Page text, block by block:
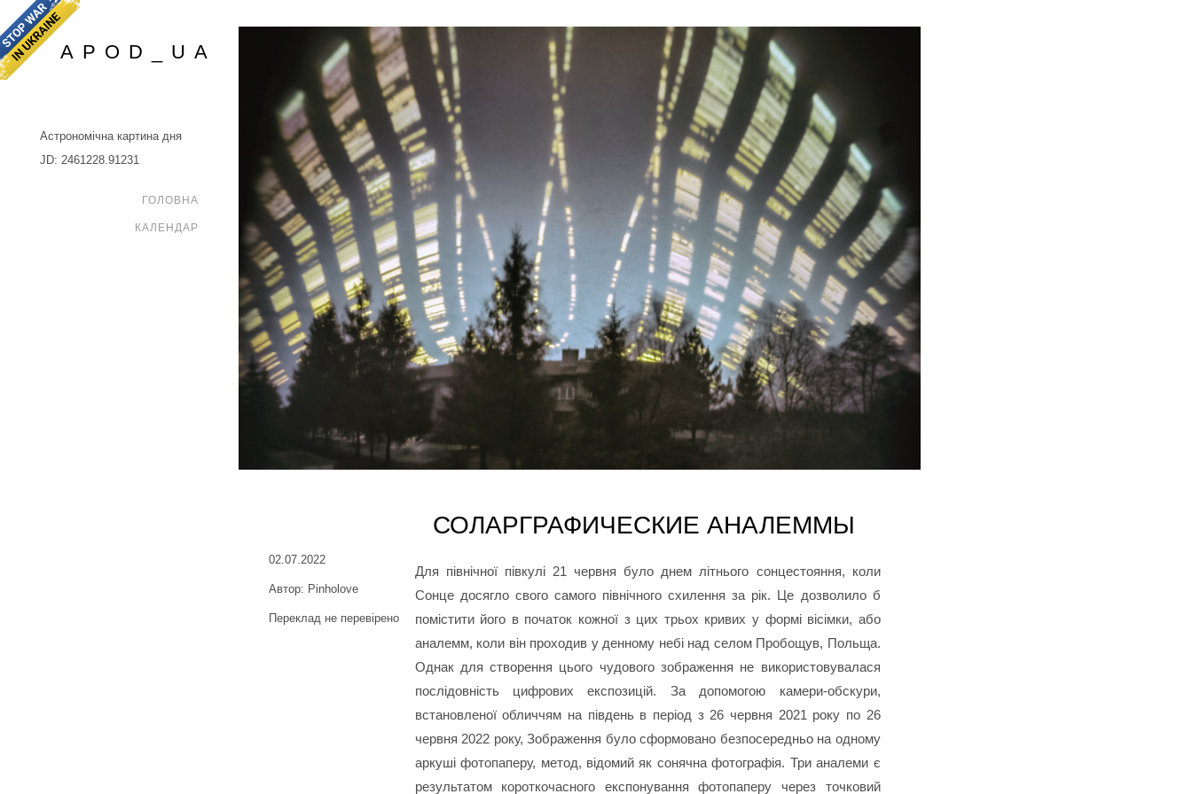
APOD_UA
Астрономічна картина дня
JD: 2461228.91231
ГОЛОВНА
КАЛЕНДАР
02.07.2022
Автор: Pinholove
Переклад не перевірено
СОЛАРГРАФИЧЕСКИЕ АНАЛЕММЫ
Для північної півкулі 21 червня було днем літнього сонцестояння, коли
Сонце досягло свого самого північного схилення за рік. Це дозволило б
помістити його в початок кожної з цих трьох кривих у формі вісімки, або
аналемм, коли він проходив у денному небі над селом Пробощув, Польща.
Однак для створення цього чудового зображення не використовувалася
послідовність цифрових експозицій. За допомогою камери-обскури,
встановленої обличчям на південь в період з 26 червня 2021 року по 26
червня 2022 року, Зображення було сформовано безпосередньо на одному
аркуші фотопаперу, метод, відомий як сонячна фотографія. Три аналеми є
результатом короткочасного експонування фотопаперу через точковий